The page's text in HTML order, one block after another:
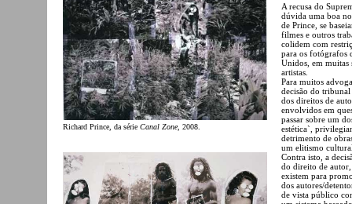
Richard Prince, da série Canal Zone, 2008.
A recusa do
dúvida uma boa
de Prince, se
filmes e outros
colidem com
para os fotógrafos
Unidos, em muitas
artistas.
Para muitos
decisão do
dos direitos de
envolvidos em
passar sobre um
estética`,
detrimento de
um elitismo
Contra isto, a
do direito de autor,
existem para
dos autores/
de vista público